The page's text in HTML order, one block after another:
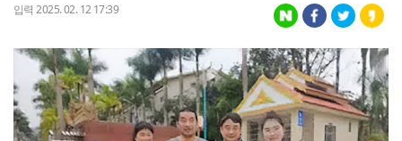
입력 2025. 02. 12 17:39